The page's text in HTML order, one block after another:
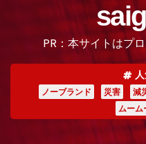
PR：本サイトはプ
ノーブランド 災害 減
ムーム